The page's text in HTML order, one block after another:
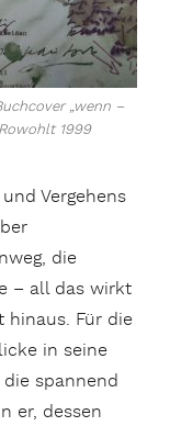
„wenn –
1999
Vergehens
die
– all das wirkt
hinaus. Für die
in seine
spannend
er, dessen